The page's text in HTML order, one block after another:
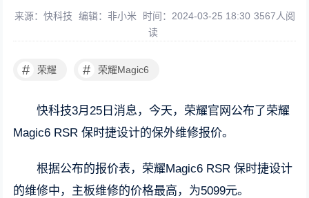
来源：快科技 编辑：非小米 时间：2024-03-25 18:30 3567人阅
读
# 荣耀 # 荣耀Magic6
快科技3月25日消息，今天，荣耀官网公布了荣耀
Magic6 RSR 保时捷设计的保外维修报价。
根据公布的报价表，荣耀Magic6 RSR 保时捷设计
的维修中，主板维修的价格最高，为5099元。